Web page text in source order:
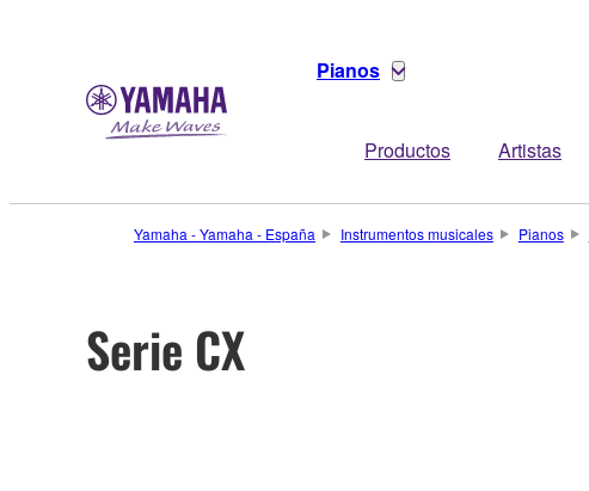
Pianos
Productos Artistas
Yamaha - Yamaha - España Instrumentos musicales Pianos
Serie CX